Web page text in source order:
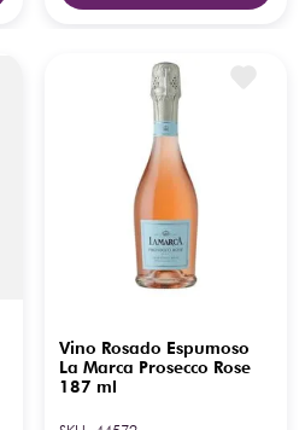
Vino Rosado Espumoso
La Marca Prosecco Rose
187 ml